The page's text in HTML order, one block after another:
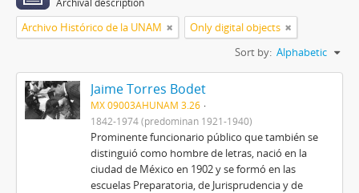
Archival description
Archivo Histórico de la UNAM
Only digital objects
Sort by: Alphabetic
Jaime Torres Bodet
MX 09003AHUNAM 3.26
1842-1974 (predominan 1921-1940)
Prominente funcionario público que también se
distinguió como hombre de letras, nació en la
ciudad de México en 1902 y se formó en las
escuelas Preparatoria, de Jurisprudencia y de